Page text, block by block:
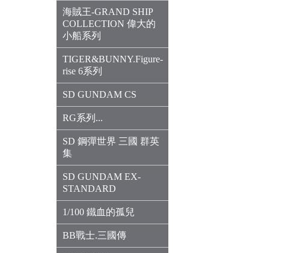
海賊王-GRAND SHIP
COLLECTION 偉大的
小船系列
TIGER&BUNNY.Figure-
rise 6系列
SD GUNDAM CS
RG系列...
SD 鋼彈世界 三國 群英
集
SD GUNDAM EX-
STANDARD
1/100 鐵血的孤兒
BB戰士.三國傳